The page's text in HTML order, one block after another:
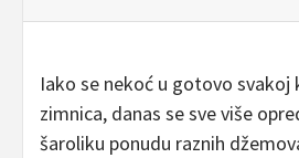
Iako se nekoć u gotovo svakoj
zimnica, danas se sve više
šaroliku ponudu raznih